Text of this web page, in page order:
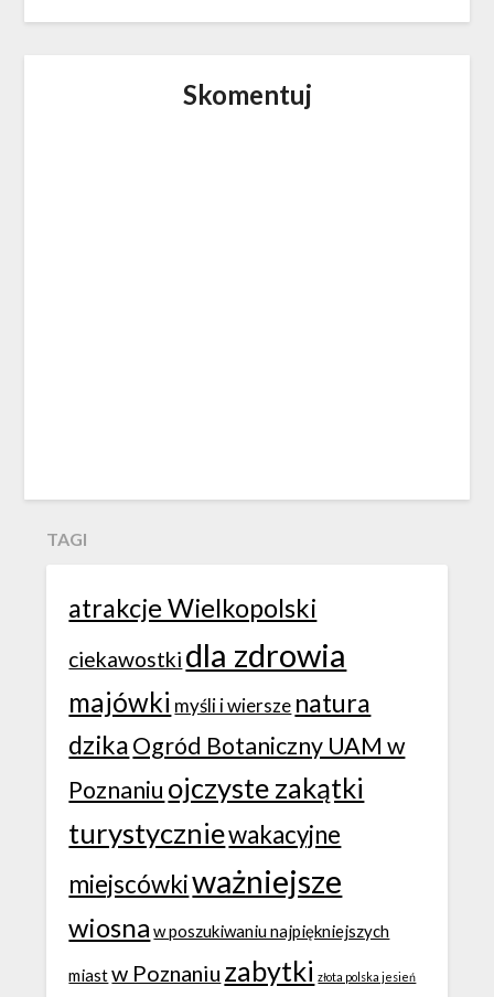
Skomentuj
TAGI
atrakcje Wielkopolski
ciekawostki dla zdrowia
majówki myśli i wiersze natura
dzikaOgród Botaniczny UAM w
Poznaniu ojczyste zakątki
turystyczniewakacyjne
miejscówkiważniejsze
wiosna w poszukiwaniu najpiękniejszych
miastw Poznaniu zabytki złota polska jesień